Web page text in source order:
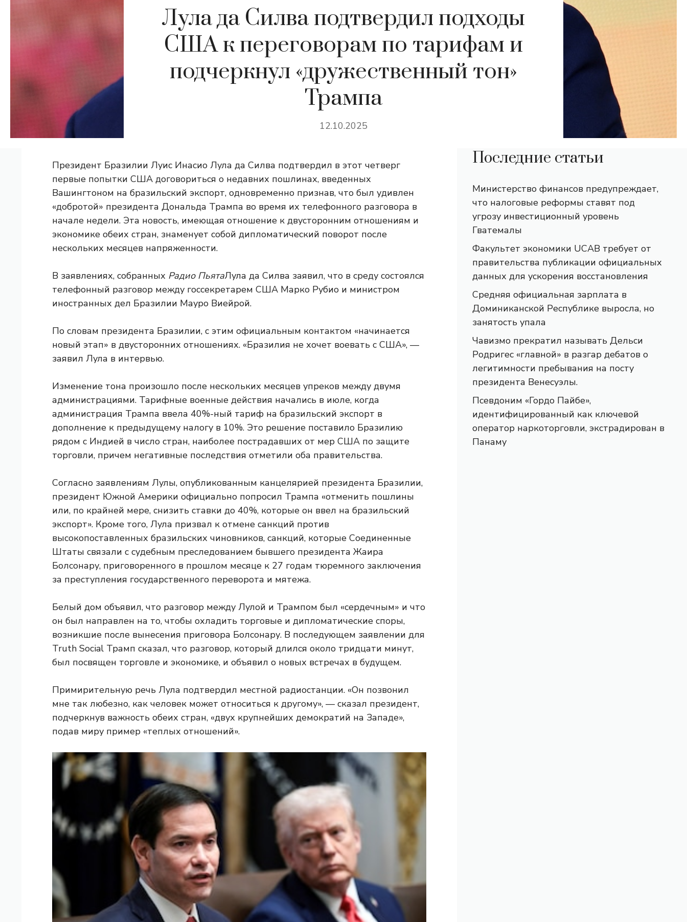
Лула да Силва подтвердил подходы
США к переговорам по тарифам и
подчеркнул «дружественный тон»
Трампа
12.10.2025
Президент Бразилии Луис Инасио Лула да Силва подтвердил в этот четверг
первые попытки США договориться о недавних пошлинах, введенных
Вашингтоном на бразильский экспорт, одновременно признав, что был удивлен
«добротой» президента Дональда Трампа во время их телефонного разговора в
начале недели. Эта новость, имеющая отношение к двусторонним отношениям и
экономике обеих стран, знаменует собой дипломатический поворот после
нескольких месяцев напряженности.
В заявлениях, собранных Радио ПьятаЛула да Силва заявил, что в среду состоялся
телефонный разговор между госсекретарем США Марко Рубио и министром
иностранных дел Бразилии Мауро Виейрой.
По словам президента Бразилии, с этим официальным контактом «начинается
новый этап» в двусторонних отношениях. «Бразилия не хочет воевать с США», —
заявил Лула в интервью.
Изменение тона произошло после нескольких месяцев упреков между двумя
администрациями. Тарифные военные действия начались в июле, когда
администрация Трампа ввела 40%-ный тариф на бразильский экспорт в
дополнение к предыдущему налогу в 10%. Это решение поставило Бразилию
рядом с Индией в число стран, наиболее пострадавших от мер США по защите
торговли, причем негативные последствия отметили оба правительства.
Согласно заявлениям Лулы, опубликованным канцелярией президента Бразилии,
президент Южной Америки официально попросил Трампа «отменить пошлины
или, по крайней мере, снизить ставки до 40%, которые он ввел на бразильский
экспорт». Кроме того, Лула призвал к отмене санкций против
высокопоставленных бразильских чиновников, санкций, которые Соединенные
Штаты связали с судебным преследованием бывшего президента Жаира
Болсонару, приговоренного в прошлом месяце к 27 годам тюремного заключения
за преступления государственного переворота и мятежа.
Белый дом объявил, что разговор между Лулой и Трампом был «сердечным» и что
он был направлен на то, чтобы охладить торговые и дипломатические споры,
возникшие после вынесения приговора Болсонару. В последующем заявлении для
Truth Social Трамп сказал, что разговор, который длился около тридцати минут,
был посвящен торговле и экономике, и объявил о новых встречах в будущем.
Примирительную речь Лула подтвердил местной радиостанции. «Он позвонил
мне так любезно, как человек может относиться к другому», — сказал президент,
подчеркнув важность обеих стран, «двух крупнейших демократий на Западе»,
подав миру пример «теплых отношений».
Последние статьи
Министерство финансов предупреждает,
что налоговые реформы ставят под
угрозу инвестиционный уровень
Гватемалы
Факультет экономики UCAB требует от
правительства публикации официальных
данных для ускорения восстановления
Средняя официальная зарплата в
Доминиканской Республике выросла, но
занятость упала
Чавизмо прекратил называть Дельси
Родригес «главной» в разгар дебатов о
легитимности пребывания на посту
президента Венесуэлы.
Псевдоним «Гордо Пайбе»,
идентифицированный как ключевой
оператор наркоторговли, экстрадирован в
Панаму